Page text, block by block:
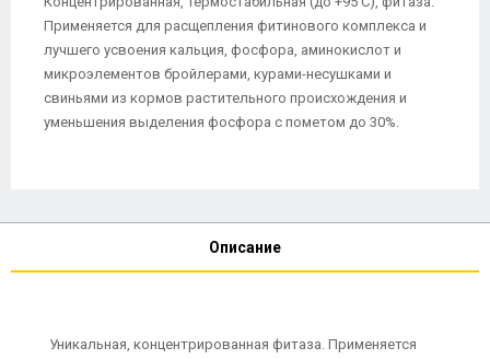
Применяется для расщепления фитинового комплекса и
лучшего усвоения кальция, фосфора, аминокислот и
микроэлементов бройлерами, курами-несушками и
свиньями из кормов растительного происхождения и
уменьшения выделения фосфора с пометом до 30%.
Описание
Уникальная, концентрированная фитаза. Применяется